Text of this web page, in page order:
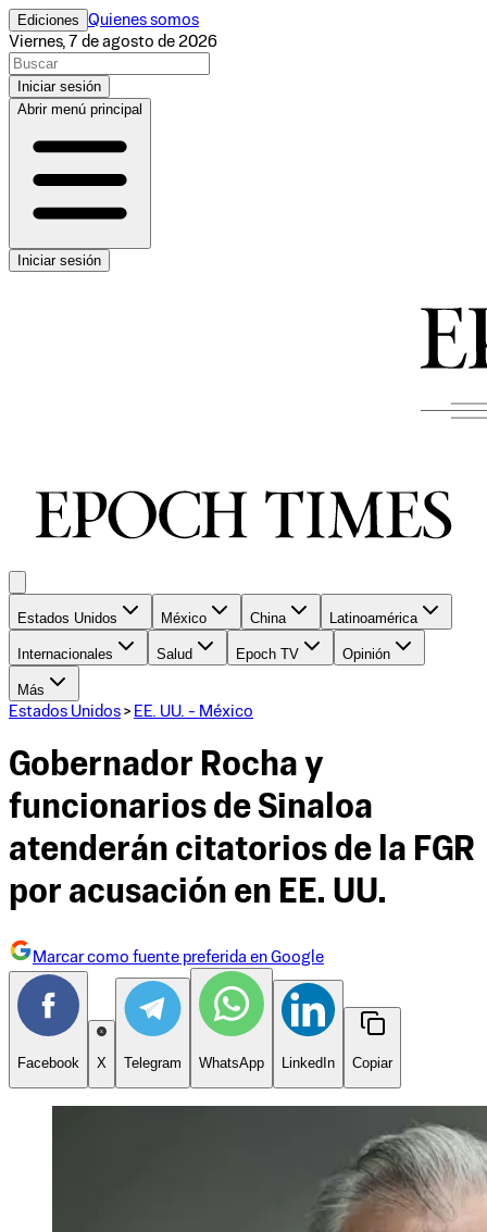
Ediciones Quienes somos
Viernes, 7 de agosto de 2026
Iniciar sesión
Abrir menú principal
Iniciar sesión
Estados Unidos México China Latinoamérica
Internacionales Salud Epoch TV Opinión
Más
Estados Unidos > EE. UU. - México
Gobernador Rocha y
funcionarios de Sinaloa
atenderán citatorios de la FGR
por acusación en EE. UU.
Marcar como fuente preferida en Google
Facebook X Telegram WhatsApp LinkedIn Copiar